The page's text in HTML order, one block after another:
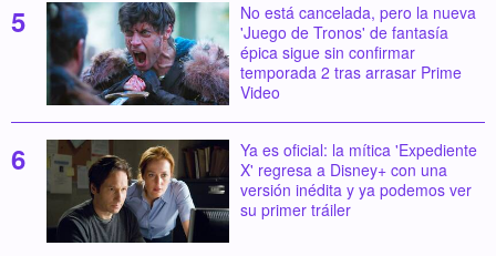
No está cancelada, pero la nueva
'Juego de Tronos' de fantasía
épica sigue sin confirmar
temporada 2 tras arrasar Prime
Video
Ya es oficial: la mítica 'Expediente
X' regresa a Disney+ con una
versión inédita y ya podemos ver
su primer tráiler